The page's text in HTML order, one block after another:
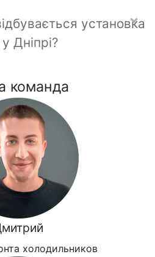
установка
Дніпрі?
команда
холодильников